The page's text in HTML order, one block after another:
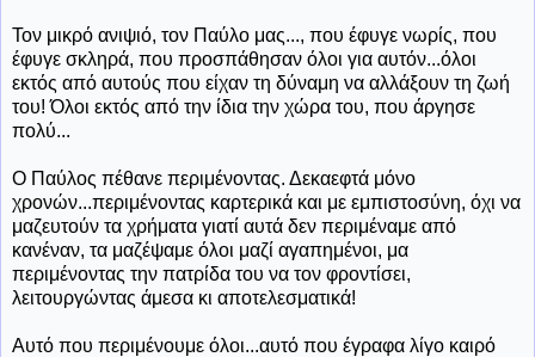
Τον μικρό ανιψιό, τον Παύλο μας..., που έφυγε νωρίς, που
έφυγε σκληρά, που προσπάθησαν όλοι για αυτόν...όλοι
εκτός από αυτούς που είχαν τη δύναμη να αλλάξουν τη ζωή
του! Όλοι εκτός από την ίδια την χώρα του, που άργησε
πολύ...
Ο Παύλος πέθανε περιμένοντας. Δεκαεφτά μόνο
χρονών...περιμένοντας καρτερικά και με εμπιστοσύνη, όχι να
μαζευτούν τα χρήματα γιατί αυτά δεν περιμέναμε από
κανέναν, τα μαζέψαμε όλοι μαζί αγαπημένοι, μα
περιμένοντας την πατρίδα του να τον φροντίσει,
λειτουργώντας άμεσα κι αποτελεσματικά!
Αυτό που περιμένουμε όλοι...αυτό που έγραφα λίγο καιρό